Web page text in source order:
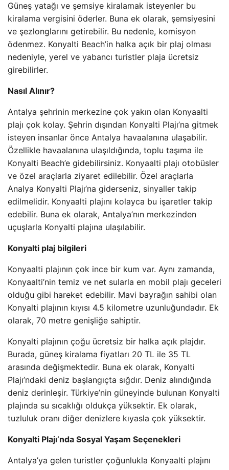
Güneş yatağı ve şemsiye kiralamak isteyenler bu
kiralama vergisini öderler. Buna ek olarak, şemsiyesini
ve şezlonglarını getirebilir. Bu nedenle, komisyon
ödenmez. Konyalti Beach’in halka açık bir plaj olması
nedeniyle, yerel ve yabancı turistler plaja ücretsiz
girebilirler.
Nasıl Alınır?
Antalya şehrinin merkezine çok yakın olan Konyaalti
plajı çok kolay. Şehrin dışından Konyalti Plajı’na gitmek
isteyen insanlar önce Antalya havaalanına ulaşabilir.
Özellikle havaalanına ulaşıldığında, toplu taşıma ile
Konyalti Beach’e gidebilirsiniz. Konyaalti plajı otobüsler
ve özel araçlarla ziyaret edilebilir. Özel araçlarla
Analya Konyalti Plajı’na giderseniz, sinyaller takip
edilmelidir. Konyaalti plajını kolayca bu işaretler takip
edebilir. Buna ek olarak, Antalya’nın merkezinden
uçuşlarla Konyalti plajına ulaşılabilir.
Konyalti plaj bilgileri
Konyaalti plajının çok ince bir kum var. Aynı zamanda,
Konyaalti’nin temiz ve net sularla en mobil plajı geceleri
olduğu gibi hareket edebilir. Mavi bayrağın sahibi olan
Konyalti plajının kıyısı 4.5 kilometre uzunluğundadır. Ek
olarak, 70 metre genişliğe sahiptir.
Konyalti plajının çoğu ücretsiz bir halka açık plajdır.
Burada, güneş kiralama fiyatları 20 TL ile 35 TL
arasında değişmektedir. Buna ek olarak, Konyalti
Plajı’ndaki deniz başlangıçta sığdır. Deniz alındığında
deniz derinleşir. Türkiye’nin güneyinde bulunan Konyalti
plajında su sıcaklığı oldukça yüksektir. Ek olarak,
tuzluluk oranı diğer denizlere kıyasla çok yüksektir.
Konyalti Plajı’nda Sosyal Yaşam Seçenekleri
Antalya’ya gelen turistler çoğunlukla Konyaalti plajını